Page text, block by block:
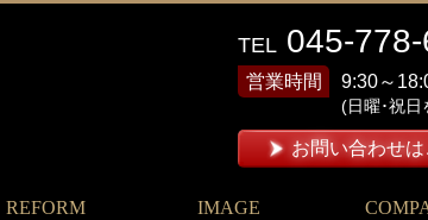
TEL 045-
営業時間 9:30～
(日曜･祝
お問い合わせは
REFORM
IMAGE